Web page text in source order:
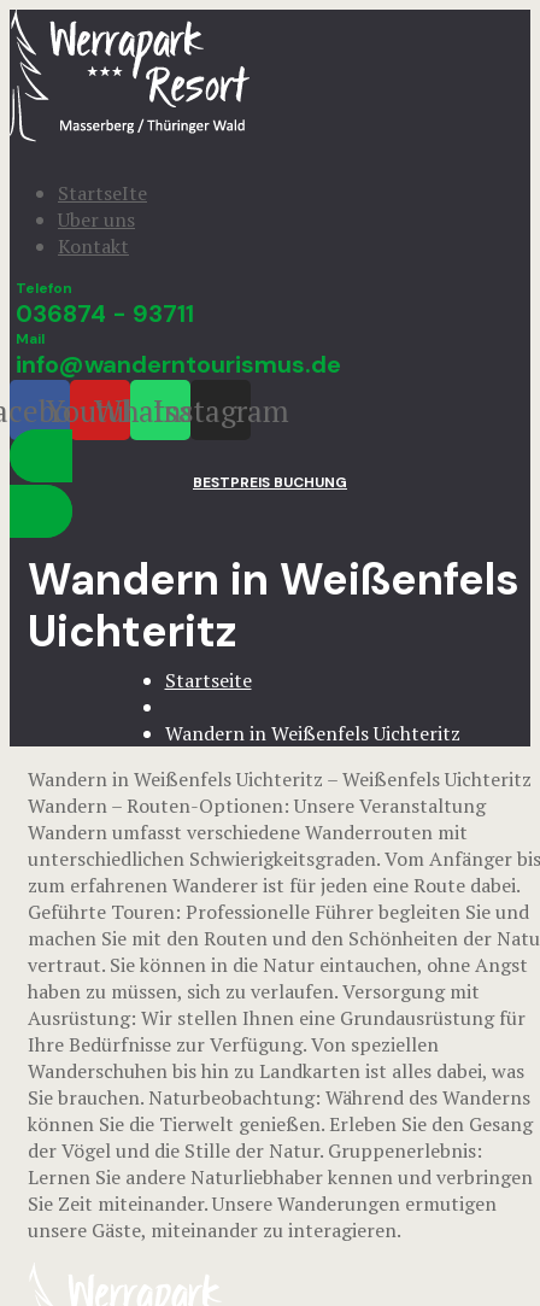
StartseIte
Uber uns
Kontakt
Telefon
036874 - 93711
Mail
info@wanderntourismus.de
Youtube
Whatsapp
Instagram
BESTPREIS BUCHUNG
Wandern in Weißenfels
Uichteritz
Startseite
Wandern in Weißenfels Uichteritz
Wandern in Weißenfels Uichteritz – Weißenfels Uichteritz
Wandern – Routen-Optionen: Unsere Veranstaltung
Wandern umfasst verschiedene Wanderrouten mit
unterschiedlichen Schwierigkeitsgraden. Vom Anfänger bis
zum erfahrenen Wanderer ist für jeden eine Route dabei.
Geführte Touren: Professionelle Führer begleiten Sie und
machen Sie mit den Routen und den Schönheiten der
vertraut. Sie können in die Natur eintauchen, ohne Angst
haben zu müssen, sich zu verlaufen. Versorgung mit
Ausrüstung: Wir stellen Ihnen eine Grundausrüstung für
Ihre Bedürfnisse zur Verfügung. Von speziellen
Wanderschuhen bis hin zu Landkarten ist alles dabei, was
Sie brauchen. Naturbeobachtung: Während des Wanderns
können Sie die Tierwelt genießen. Erleben Sie den Gesang
der Vögel und die Stille der Natur. Gruppenerlebnis:
Lernen Sie andere Naturliebhaber kennen und verbringen
Sie Zeit miteinander. Unsere Wanderungen ermutigen
unsere Gäste, miteinander zu interagieren.